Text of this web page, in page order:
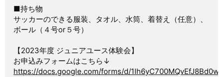
■持ち物
サッカーのできる服装、タオル、水筒、着替え（任意）、
ボール（４号or５号）
【2023年度 ジュニアユース体験会】
お申込みフォームはこちら↓
https://docs.google.com/forms/d/